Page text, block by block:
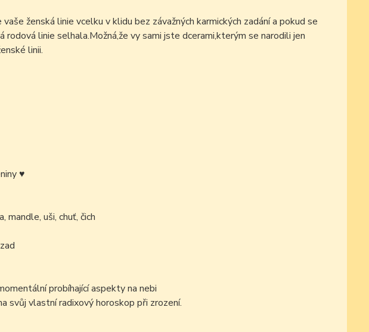
ženská linie vcelku v klidu bez závažných karmických zadání a pokud se
rodová linie selhala.Možná,že vy sami jste dcerami,kterým se narodili jen
linii.
♥
mandle, uši, chuť, čich
probíhající aspekty na nebi
svůj vlastní radixový horoskop při zrození.